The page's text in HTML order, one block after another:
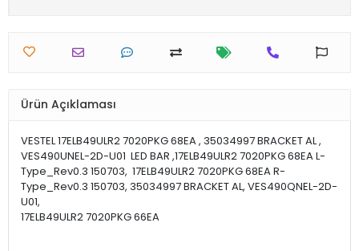
Ürün Açıklaması
VESTEL 17ELB49ULR2 7020PKG 68EA , 35034997 BRACKET AL ,
VES490UNEL-2D-U01 LED BAR ,17ELB49ULR2 7020PKG 68EA L-
Type_Rev0.3 150703, 17ELB49ULR2 7020PKG 68EA R-
Type_Rev0.3 150703, 35034997 BRACKET AL, VES490QNEL-2D-
U01,
17ELB49ULR2 7020PKG 66EA